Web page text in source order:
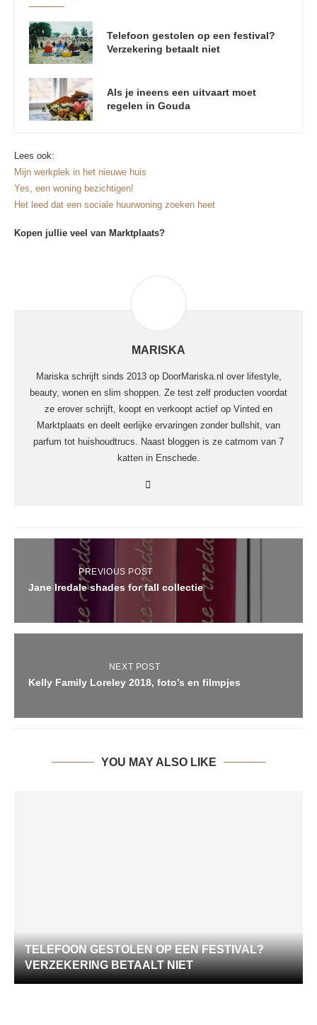
Telefoon gestolen op een festival?
Verzekering betaalt niet
Als je ineens een uitvaart moet
regelen in Gouda
Lees ook:
Mijn werkplek in het nieuwe huis
Yes, een woning bezichtigen!
Het leed dat een sociale huurwoning zoeken heet
Kopen jullie veel van Marktplaats?
MARISKA
Mariska schrijft sinds 2013 op DoorMariska.nl over lifestyle,
beauty, wonen en slim shoppen. Ze test zelf producten voordat
ze erover schrijft, koopt en verkoopt actief op Vinted en
Marktplaats en deelt eerlijke ervaringen zonder bullshit, van
parfum tot huishoudtrucs. Naast bloggen is ze catmom van 7
katten in Enschede.
PREVIOUS POST
Jane Iredale shades for fall collectie
NEXT POST
Kelly Family Loreley 2018, foto’s en filmpjes
YOU MAY ALSO LIKE
TELEFOON GESTOLEN OP EEN FESTIVAL?
VERZEKERING BETAALT NIET